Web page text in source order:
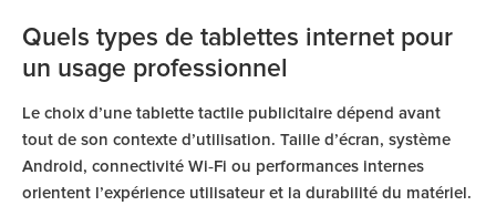
Quels types de tablettes internet pour
un usage professionnel
Le choix d’une tablette tactile publicitaire dépend avant
tout de son contexte d’utilisation. Taille d’écran, système
Android, connectivité Wi‑Fi ou performances internes
orientent l’expérience utilisateur et la durabilité du matériel.